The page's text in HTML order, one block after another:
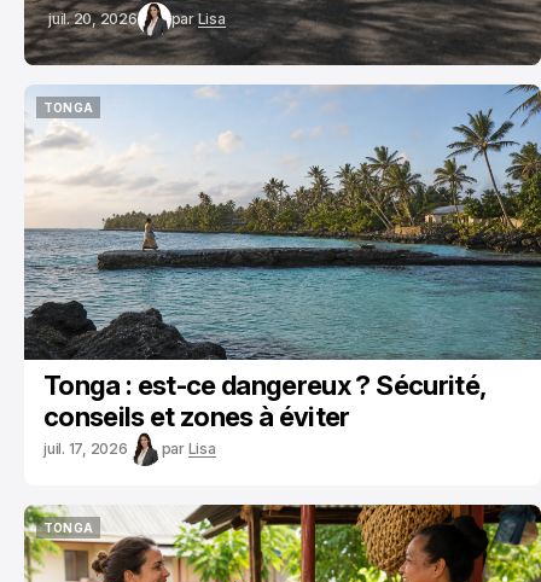
juil. 20, 2026 parLisa
TONGA
TONGA
Tonga : est-ce dangereux ? Sécurité,
conseils et zones à éviter
juil. 17, 2026 par Lisa
TONGA
TONGA